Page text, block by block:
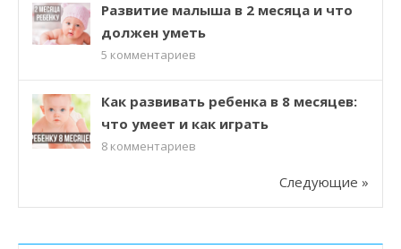
Развитие малыша в 2 месяца и что
должен уметь
5 комментариев
Как развивать ребенка в 8 месяцев:
что умеет и как играть
8 комментариев
Следующие »